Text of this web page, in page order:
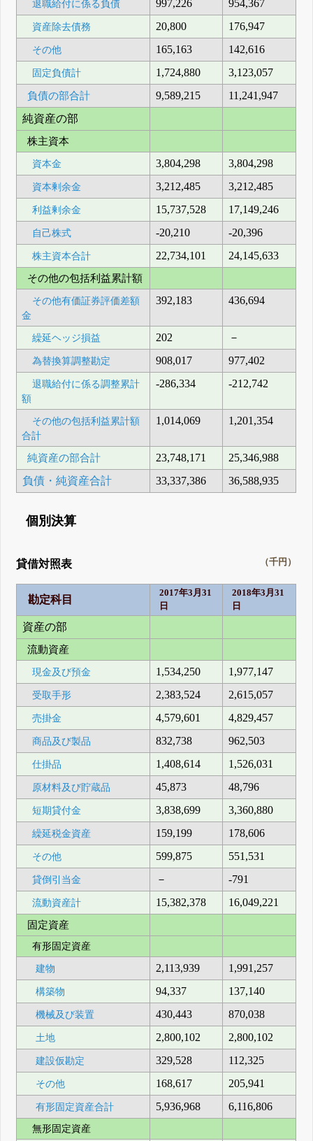
退職給付に係る負債 997,226 954,367
資産除去債務 20,800 176,947
その他 165,163 142,616
固定負債計 1,724,880
3,123,057
負債の部合計
9,589,215
11,241,947
純資産の部
株主資本
資本金 3,804,298 3,804,298
資本剰余金 3,212,485 3,212,485
利益剰余金 15,737,528 17,149,246
自己株式 -20,210 -20,396
株主資本合計 22,734,101
24,145,633
その他の包括利益累計額
その他有価証券評価差額
金
392,183 436,694
繰延ヘッジ損益 202 －
為替換算調整勘定 908,017 977,402
退職給付に係る調整累計
額
-286,334 -212,742
その他の包括利益累計額
合計
1,014,069 1,201,354
純資産の部合計 23,748,171
25,346,988
負債・純資産合計
33,337,386 36,588,935
個別決算
貸借対照表 （千円）
勘定科目
2017年3月31
日
2018年3月31
日
資産の部
流動資産
現金及び預金 1,534,250 1,977,147
受取手形 2,383,524 2,615,057
売掛金 4,579,601 4,829,457
商品及び製品 832,738 962,503
仕掛品 1,408,614 1,526,031
原材料及び貯蔵品 45,873 48,796
短期貸付金 3,838,699 3,360,880
繰延税金資産 159,199 178,606
その他 599,875 551,531
貸倒引当金 － -791
流動資産計 15,382,378
16,049,221
固定資産
有形固定資産
建物 2,113,939 1,991,257
構築物 94,337 137,140
機械及び装置 430,443 870,038
土地 2,800,102 2,800,102
建設仮勘定 329,528 112,325
その他 168,617 205,941
有形固定資産合計 5,936,968 6,116,806
無形固定資産